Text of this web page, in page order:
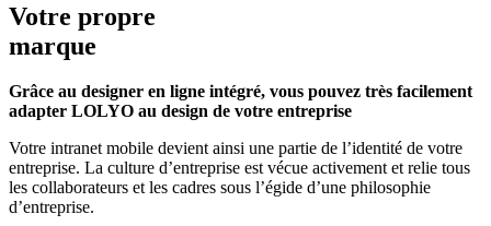
Votre propre
marque
Grâce au designer en ligne intégré, vous pouvez très facilement
adapter LOLYO au design de votre entreprise
Votre intranet mobile devient ainsi une partie de l’identité de votre
entreprise. La culture d’entreprise est vécue activement et relie tous
les collaborateurs et les cadres sous l’égide d’une philosophie
d’entreprise.